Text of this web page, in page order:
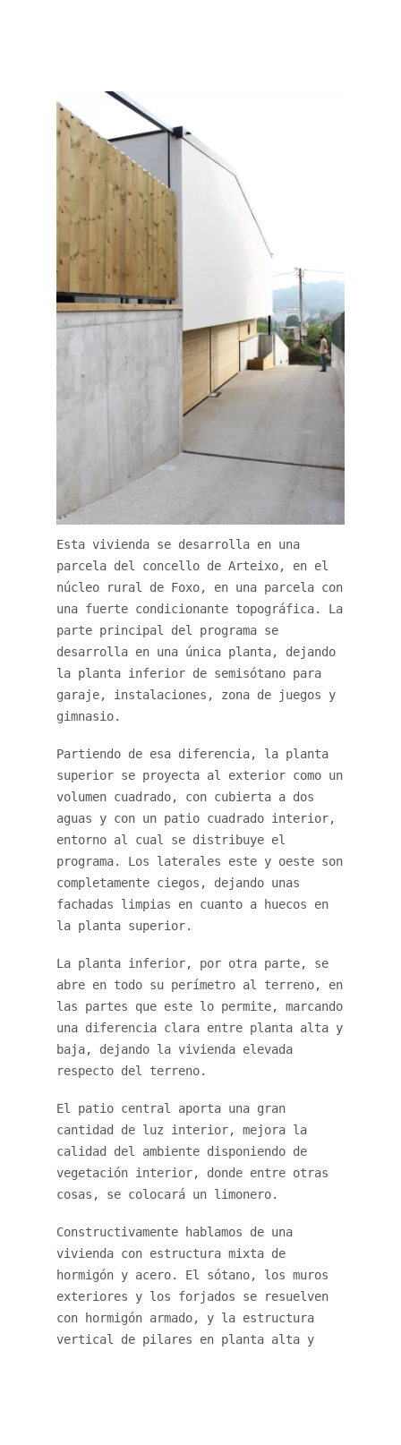
Esta vivienda se desarrolla en una
parcela del concello de Arteixo, en el
núcleo rural de Foxo, en una parcela con
una fuerte condicionante topográfica. La
parte principal del programa se
desarrolla en una única planta, dejando
la planta inferior de semisótano para
garaje, instalaciones, zona de juegos y
gimnasio.
Partiendo de esa diferencia, la planta
superior se proyecta al exterior como un
volumen cuadrado, con cubierta a dos
aguas y con un patio cuadrado interior,
entorno al cual se distribuye el
programa. Los laterales este y oeste son
completamente ciegos, dejando unas
fachadas limpias en cuanto a huecos en
la planta superior.
La planta inferior, por otra parte, se
abre en todo su perímetro al terreno, en
las partes que este lo permite, marcando
una diferencia clara entre planta alta y
baja, dejando la vivienda elevada
respecto del terreno.
El patio central aporta una gran
cantidad de luz interior, mejora la
calidad del ambiente disponiendo de
vegetación interior, donde entre otras
cosas, se colocará un limonero.
Constructivamente hablamos de una
vivienda con estructura mixta de
hormigón y acero. El sótano, los muros
exteriores y los forjados se resuelven
con hormigón armado, y la estructura
vertical de pilares en planta alta y